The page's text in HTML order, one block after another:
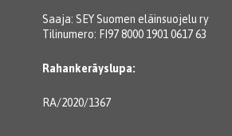
Saaja: SEY Suomen eläinsuojelu ry
Tilinumero: FI97 8000 1901 0617 63
Rahankeräyslupa:
RA/2020/1367